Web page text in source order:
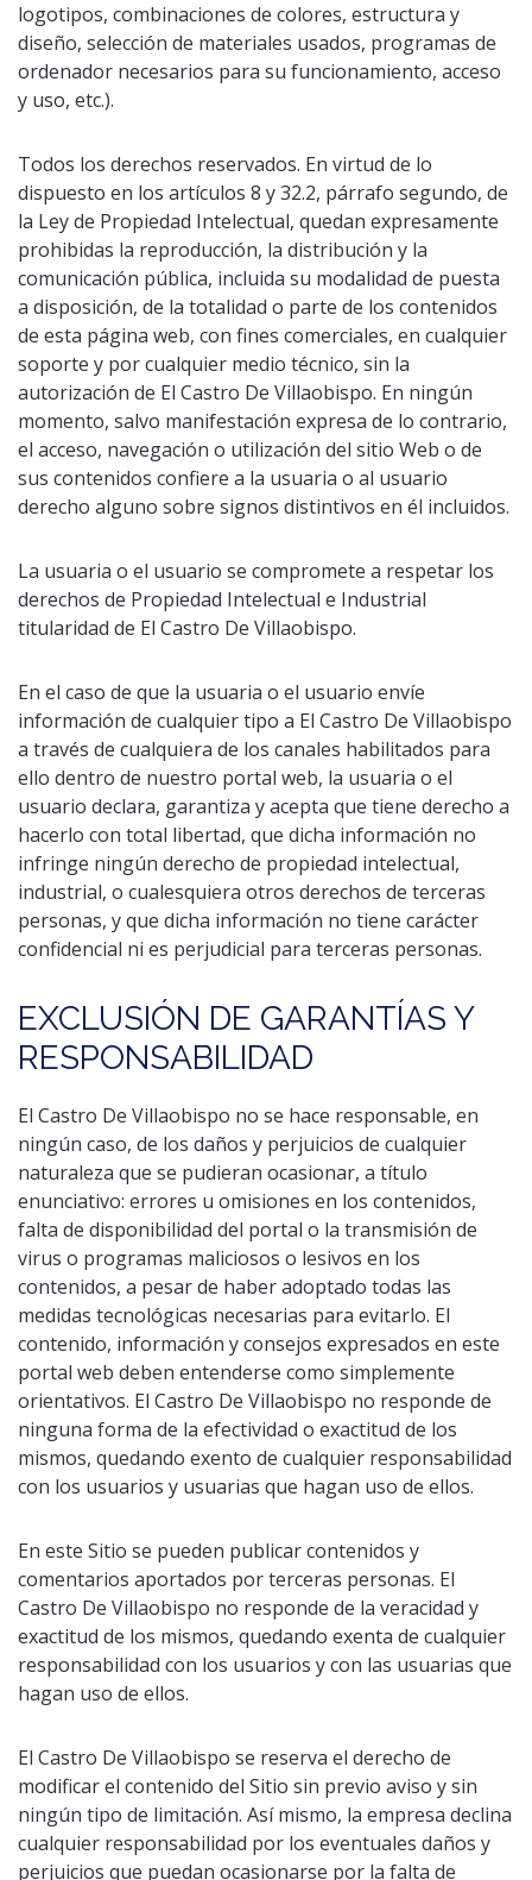
logotipos, combinaciones de colores, estructura y
diseño, selección de materiales usados, programas de
ordenador necesarios para su funcionamiento, acceso
y uso, etc.).
Todos los derechos reservados. En virtud de lo
dispuesto en los artículos 8 y 32.2, párrafo segundo, de
la Ley de Propiedad Intelectual, quedan expresamente
prohibidas la reproducción, la distribución y la
comunicación pública, incluida su modalidad de puesta
a disposición, de la totalidad o parte de los contenidos
de esta página web, con fines comerciales, en cualquier
soporte y por cualquier medio técnico, sin la
autorización de El Castro De Villaobispo. En ningún
momento, salvo manifestación expresa de lo contrario,
el acceso, navegación o utilización del sitio Web o de
sus contenidos confiere a la usuaria o al usuario
derecho alguno sobre signos distintivos en él incluidos.
La usuaria o el usuario se compromete a respetar los
derechos de Propiedad Intelectual e Industrial
titularidad de El Castro De Villaobispo.
En el caso de que la usuaria o el usuario envíe
información de cualquier tipo a El Castro De Villaobispo
a través de cualquiera de los canales habilitados para
ello dentro de nuestro portal web, la usuaria o el
usuario declara, garantiza y acepta que tiene derecho a
hacerlo con total libertad, que dicha información no
infringe ningún derecho de propiedad intelectual,
industrial, o cualesquiera otros derechos de terceras
personas, y que dicha información no tiene carácter
confidencial ni es perjudicial para terceras personas.
EXCLUSIÓN DE GARANTÍAS Y
RESPONSABILIDAD
El Castro De Villaobispo no se hace responsable, en
ningún caso, de los daños y perjuicios de cualquier
naturaleza que se pudieran ocasionar, a título
enunciativo: errores u omisiones en los contenidos,
falta de disponibilidad del portal o la transmisión de
virus o programas maliciosos o lesivos en los
contenidos, a pesar de haber adoptado todas las
medidas tecnológicas necesarias para evitarlo. El
contenido, información y consejos expresados en este
portal web deben entenderse como simplemente
orientativos. El Castro De Villaobispo no responde de
ninguna forma de la efectividad o exactitud de los
mismos, quedando exento de cualquier responsabilidad
con los usuarios y usuarias que hagan uso de ellos.
En este Sitio se pueden publicar contenidos y
comentarios aportados por terceras personas. El
Castro De Villaobispo no responde de la veracidad y
exactitud de los mismos, quedando exenta de cualquier
responsabilidad con los usuarios y con las usuarias que
hagan uso de ellos.
El Castro De Villaobispo se reserva el derecho de
modificar el contenido del Sitio sin previo aviso y sin
ningún tipo de limitación. Así mismo, la empresa declina
cualquier responsabilidad por los eventuales daños y
perjuicios que puedan ocasionarse por la falta de